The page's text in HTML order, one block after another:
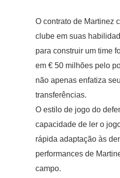
O contrato de Martinez
clube em suas
para construir um time
em € 50 milhões pelo
não apenas enfatiza
transferências.
O estilo de jogo do
capacidade de ler o
rápida adaptação às
performances de
campo.